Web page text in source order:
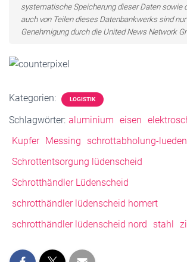
systematische Speicherung dieser Daten sowie
auch von Teilen dieses Datenbankwerks sind
Genehmigung durch die United News Network
Kategorien: LOGISTIK
Schlagwörter: aluminium eisen
Kupfer
Messing
schrottabholung-
Schrottentsorgung lüdenscheid
Schrotthändler Lüdenscheid
schrotthändler lüdenscheid homert
schrotthändler lüdenscheid nord
stahl